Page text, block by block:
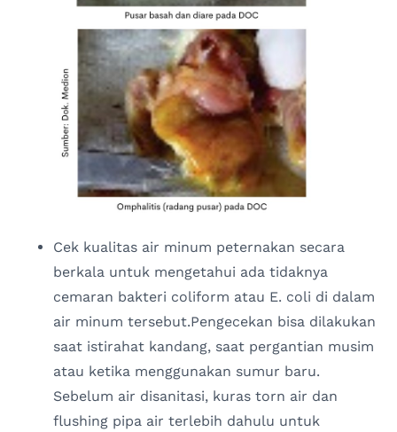
Cek kualitas air minum peternakan secara
berkala untuk mengetahui ada tidaknya
cemaran bakteri coliform atau E. coli di dalam
air minum tersebut.Pengecekan bisa dilakukan
saat istirahat kandang, saat pergantian musim
atau ketika menggunakan sumur baru.
Sebelum air disanitasi, kuras torn air dan
flushing pipa air terlebih dahulu untuk